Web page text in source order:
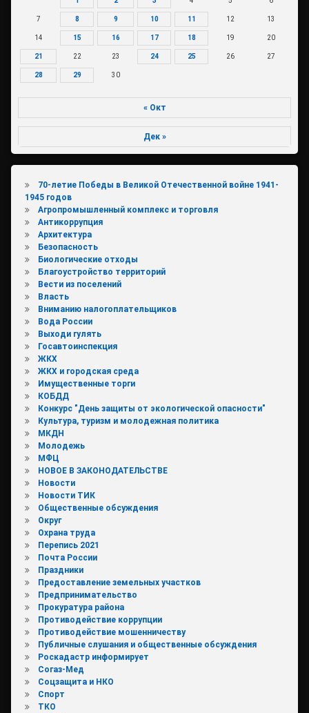
7 8 9 10 11 12 13
14 15 16 17 18 19 20
21 22 23 24 25 26 27
28 29 30
« Окт
Дек »
70-летие Победы в Великой Отечественной войне 1941-
1945 годов
Агропромышленный комплекс и торговля
Антикоррупция
Архитектура
Безопасность
Биологические отходы
Благоустройство территорий
Вести из поселений
Власть
Вниманию налогоплательщиков
Вода России
Выходи гулять
Госавтоинспекция
ЖКХ
ЖКХ и городская среда
Имущественные торги
КОБДД
Конкурс "День защиты от экологической опасности"
Культура, туризм и молодежная политика
МКДН
Молодежь
МФЦ
НОВОЕ В ЗАКОНОДАТЕЛЬСТВЕ
Новости
Новости ТИК
Общественные обсуждения
Округ
Охрана труда
Перепись 2021
Почта России
Праздники
Предоставление земельных участков
Предпринимательство
Прокуратура района
Противодействие коррупции
Противодействие мошенничеству
Публичные слушания и общественные обсуждения
Роскадастр информирует
Согаз-Мед
Соцзащита и НКО
Спорт
ТКО